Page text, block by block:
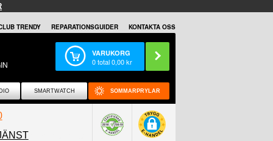
TRENDY REPARATIONSGUIDER KONTAKTA OSS
VARUKORG
0total0,00kr
SMARTWATCH SOMMARPRYLAR